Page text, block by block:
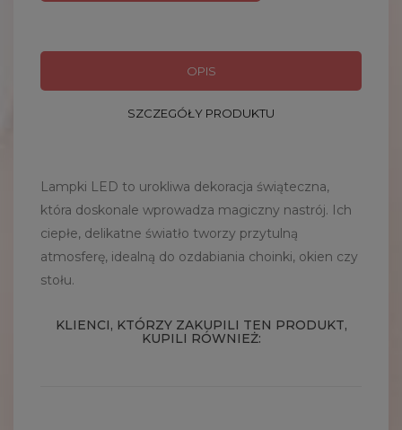
OPIS
SZCZEGÓŁY PRODUKTU
Lampki LED to urokliwa dekoracja świąteczna,
która doskonale wprowadza magiczny nastrój. Ich
ciepłe, delikatne światło tworzy przytulną
atmosferę, idealną do ozdabiania choinki, okien czy
stołu.
KLIENCI, KTÓRZY ZAKUPILI TEN PRODUKT,
KUPILI RÓWNIEŻ: